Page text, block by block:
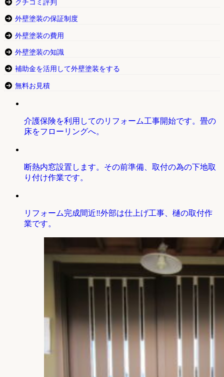
クチコミ評判
外壁塗装の保証制度
外壁塗装の費用
外壁塗装の知識
補助金を活用して外壁塗装をする
無料お見積
介護保険を利用してのリフォーム工事開始です。畳の
床をフローリングへ。
断熱内窓設置します。その前準備、取付の為の下地取
り付け作業です。
リフォーム完成間近‼外部は仕上げ工事、樋の取付作
業です。